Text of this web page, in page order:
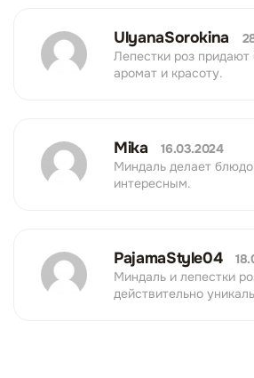
UlyanaSorokina
Лепестки роз
аромат и красоту.
Mika
16.03.2024
Миндаль делает
интересным.
PajamaStyle04
Миндаль и лепестки
действительно